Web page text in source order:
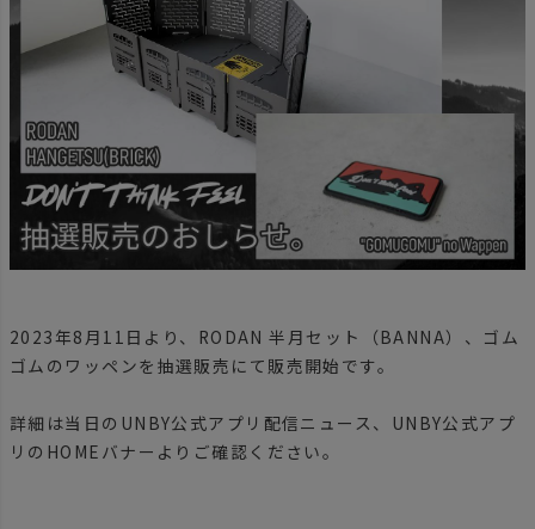
2023年8月11日より、RODAN 半月セット（BANNA）、ゴム
ゴムのワッペンを抽選販売にて販売開始です。
詳細は当日のUNBY公式アプリ配信ニュース、UNBY公式アプ
リのHOMEバナーよりご確認ください。